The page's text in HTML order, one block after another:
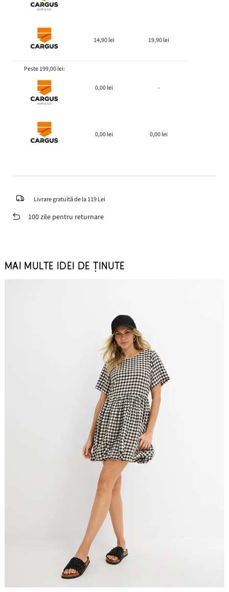
14,90 lei 19,90 lei
Peste 199,00 lei:
0,00 lei -
0,00 lei 0,00 lei
Livrare gratuită de la 119 Lei
100 zile pentru returnare
MAI MULTE IDEI DE ȚINUTE